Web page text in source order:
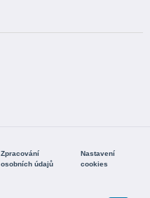
Zpracování
osobních údajů
Nastavení
cookies